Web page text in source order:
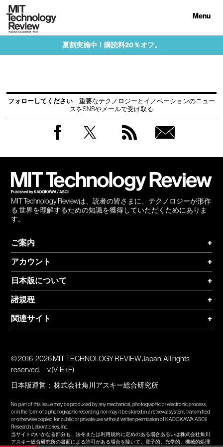
Menu
夏割実施中！購読料20％オフ。
フォローしてください
重要なテクノロジーとイノベーションのニュー
スをSNSやメールで受け取る
MIT Technology Reviewは、読者の皆さまに、テクノロジーが形作
る 世界を理解するための知識を獲得していただくためにありま
す。
ご案内
+
アカウント
+
日本版について
+
諸規程
+
関連サイト
+
© 2016-2026 MIT TECHNOLOGY REVIEW Japan. All rights
reserved.
v.(V-E+F)
日本版運営：株式会社角川アスキー総合研究所
No part of this issue may be produced by any mechanical, photographic or electronic process,
or in the form of a phonographic recording, nor may it be stored in a retrieval system, transmitted
or otherwise copied for public or private use without written permission of KADOKAWA ASCII
Research Laboratories, Inc.
当サイトのいかなる部分も、法令または利用規約に定めのある場合あるいは株式会社角川
アスキー総合研究所の書面による許可がある場合を除いて、電子的、光学的、機械的処理